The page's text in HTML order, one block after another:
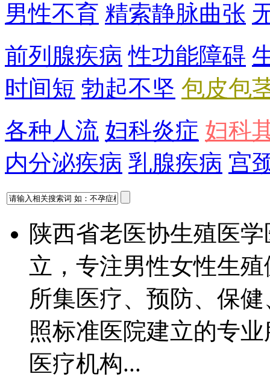
男性不育 精索静脉曲张
前列腺疾病 性功能障碍
时间短 勃起不坚 包皮包
各种人流 妇科炎症 妇科
内分泌疾病 乳腺疾病 宫
陕西省老医协生殖医
立，专注男性女性生
所集医疗、预防、保
照标准医院建立的专
医疗机构...